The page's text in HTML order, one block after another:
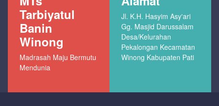
Tarbiyatul
Banin
Winong
Madrasah Maju Bermutu
Mendunia
Jl. K.H. Hasyim Asy'ari
Gg. Masjid Darussalam
Desa/Kelurahan
Pekalongan Kecamatan
Winong Kabupaten Pati